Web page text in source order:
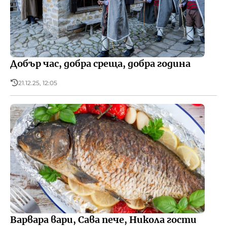
Добър час, добра среща, добра година
21.12.25, 12:05
Варвара вари, Сава пече, Никола гости